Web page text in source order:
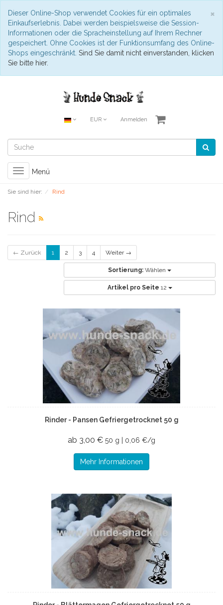
×
Dieser Online-Shop verwendet Cookies für ein optimales
Einkaufserlebnis. Dabei werden beispielsweise die Session-
Informationen oder die Spracheinstellung auf Ihrem Rechner
gespeichert. Ohne Cookies ist der Funktionsumfang des Online-
Shops eingeschränkt. Sind Sie damit nicht einverstanden, klicken
Sie bitte hier.
EUR Anmelden
Toggle
navigation
Menü
Sie sind hier: Rind
Rind
← Zurück 1 2 3 4 Weiter →
Sortierung: Wählen
Artikel pro Seite 12
Rinder - Pansen Gefriergetrocknet 50 g
ab 3,00 € 50 g | 0,06 €/g
Mehr Informationen